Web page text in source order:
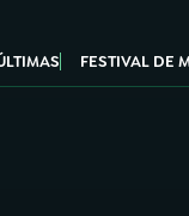
FESTIVAL DE